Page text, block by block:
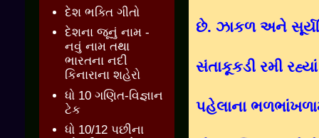
છે. ઝાકળ અને
સંતાકૂકડી રમી
પહેલાના
દેશ ભક્તિ ગીતો
દેશના જૂનું નામ -
નવું નામ તથા
ભારતના નદી
કિનારાના શહેરો
ધો 10 ગણિત-વિજ્ઞાન
ટેક
ધો 10/12 પછીના